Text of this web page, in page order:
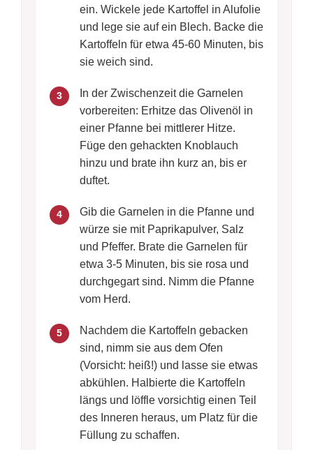
ein. Wickele jede Kartoffel in Alufolie
und lege sie auf ein Blech. Backe die
Kartoffeln für etwa 45-60 Minuten, bis
sie weich sind.
3
In der Zwischenzeit die Garnelen
vorbereiten: Erhitze das Olivenöl in
einer Pfanne bei mittlerer Hitze.
Füge den gehackten Knoblauch
hinzu und brate ihn kurz an, bis er
duftet.
4
Gib die Garnelen in die Pfanne und
würze sie mit Paprikapulver, Salz
und Pfeffer. Brate die Garnelen für
etwa 3-5 Minuten, bis sie rosa und
durchgegart sind. Nimm die Pfanne
vom Herd.
5
Nachdem die Kartoffeln gebacken
sind, nimm sie aus dem Ofen
(Vorsicht: heiß!) und lasse sie etwas
abkühlen. Halbierte die Kartoffeln
längs und löffle vorsichtig einen Teil
des Inneren heraus, um Platz für die
Füllung zu schaffen.